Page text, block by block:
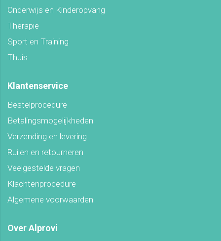
Onderwijs en Kinderopvang
Therapie
Sport en Training
Thuis
Klantenservice
Bestelprocedure
Betalingsmogelijkheden
Verzending en levering
Ruilen en retourneren
Veelgestelde vragen
Klachtenprocedure
Algemene voorwaarden
Over Alprovi